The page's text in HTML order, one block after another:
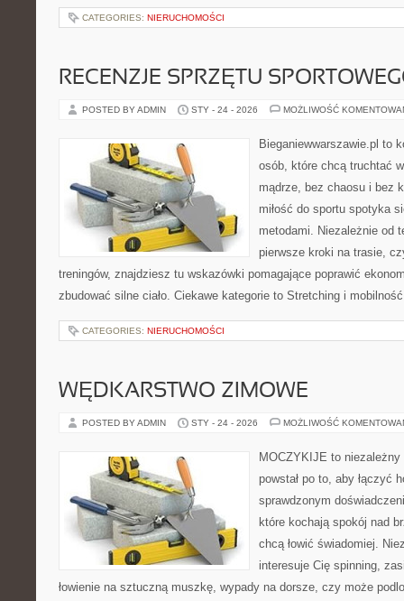
CATEGORIES: NIERUCHOMOŚCI
RECENZJE SPRZĘTU
POSTED BY ADMIN STY - 24 - 2026 MOŻLIWOŚĆ
Bieganiewwarszawie.pl to
osób, które chcą truchtać
mądrze, bez chaosu i bez
miłość do sportu spotyka
metodami. Niezależnie od
pierwsze kroki na trasie,
treningów, znajdziesz tu wskazówki pomagające poprawić
zbudować silne ciało. Ciekawe kategorie to Stretching i
CATEGORIES: NIERUCHOMOŚCI
WĘDKARSTWO ZIMOWE
POSTED BY ADMIN STY - 24 - 2026 MOŻLIWOŚĆ
MOCZYKIJE to
powstał po to, aby łączyć
sprawdzonym
które kochają spokój nad
chcą łowić świadomiej.
interesuje Cię spinning,
łowienie na sztuczną muszkę, wypady na dorsze, czy może